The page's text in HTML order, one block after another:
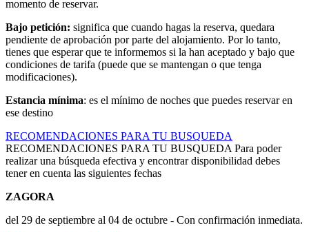
momento de reservar.
Bajo petición: significa que cuando hagas la reserva, quedara
pendiente de aprobación por parte del alojamiento. Por lo tanto,
tienes que esperar que te informemos si la han aceptado y bajo que
condiciones de tarifa (puede que se mantengan o que tenga
modificaciones).
Estancia mínima: es el mínimo de noches que puedes reservar en
ese destino
RECOMENDACIONES PARA TU BUSQUEDA
RECOMENDACIONES PARA TU BUSQUEDA Para poder
realizar una búsqueda efectiva y encontrar disponibilidad debes
tener en cuenta las siguientes fechas
ZAGORA
del 29 de septiembre al 04 de octubre - Con confirmación inmediata.